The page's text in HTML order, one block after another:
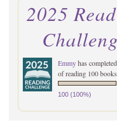
2025
Emmyhas
of reading 100
100 (100%)